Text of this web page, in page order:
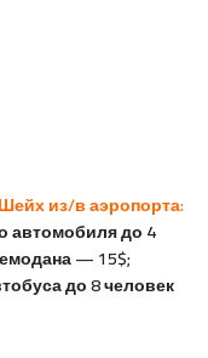
из/в аэропорта:
автомобиля до 4
— 15$;
до 8 человек